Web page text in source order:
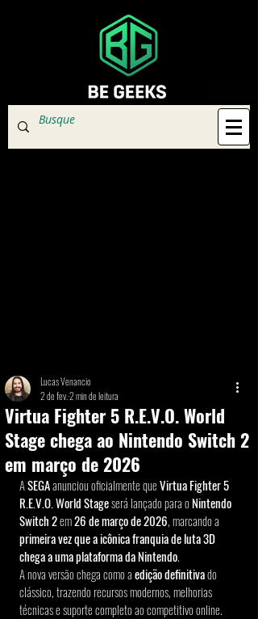
Virtua Fighter 5 R.E.V.O. World
Stage chega ao Nintendo Switch 2
em março de 2026
Lucas Venancio
2 de fev.2 min de leitura
A SEGA anunciou oficialmente que Virtua Fighter 5
R.E.V.O. World Stage será lançado para o Nintendo
Switch 2 em 26 de março de 2026, marcando a
primeira vez que a icônica franquia de luta 3D
chega a uma plataforma da Nintendo.
A nova versão chega como a edição definitiva do
clássico, trazendo recursos modernos, melhorias
técnicas e suporte completo ao competitivo online.